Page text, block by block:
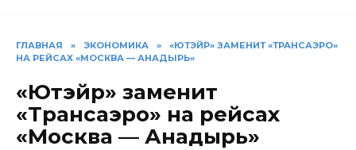
ГЛАВНАЯ » ЭКОНОМИКА »
«ЮТЭЙР» ЗАМЕНИТ «ТРАНСАЭРО»
НА РЕЙСАХ «МОСКВА — АНАДЫРЬ»
«Ютэйр» заменит
«Трансаэро» на рейсах
«Москва — Анадырь»